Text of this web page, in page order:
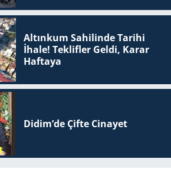
Altınkum Sahilinde Tarihi
İhale! Teklifler Geldi, Karar
Haftaya
Didim’de Çifte Ci­na­yet